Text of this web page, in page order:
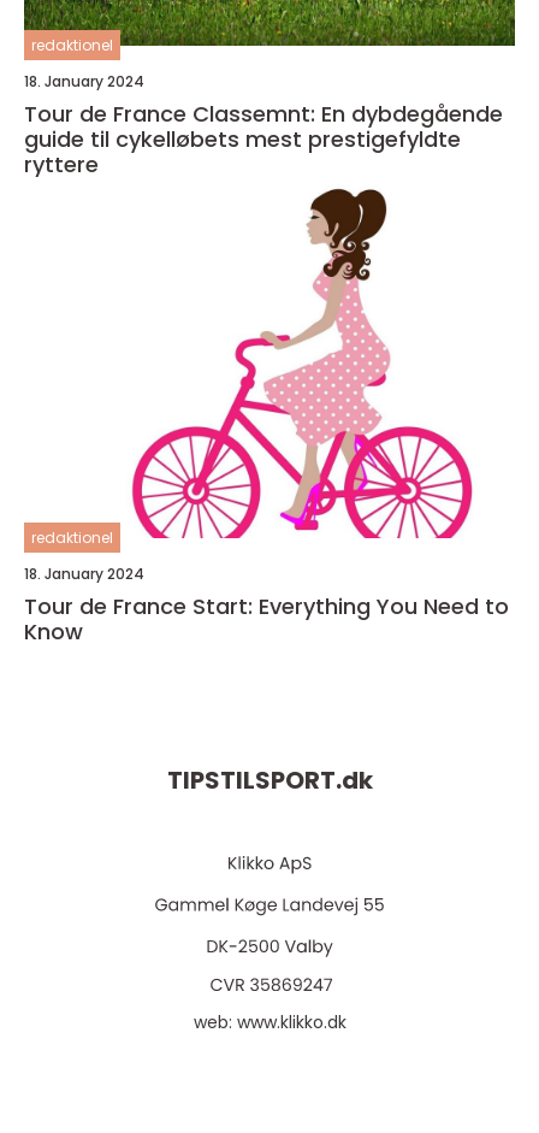
redaktionel
18. January 2024
Tour de France Classemnt: En dybdegående
guide til cykelløbets mest prestigefyldte
ryttere
redaktionel
18. January 2024
Tour de France Start: Everything You Need to
Know
TIPSTILSPORT.dk
web: www.klikko.dk